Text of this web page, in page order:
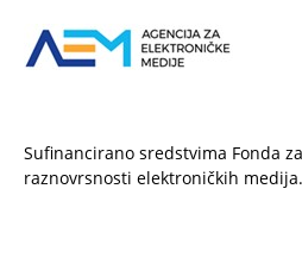
Sufinancirano sredstvima Fonda
raznovrsnosti elektroničkih medija.